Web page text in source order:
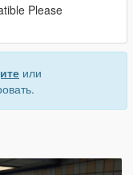
Please
или